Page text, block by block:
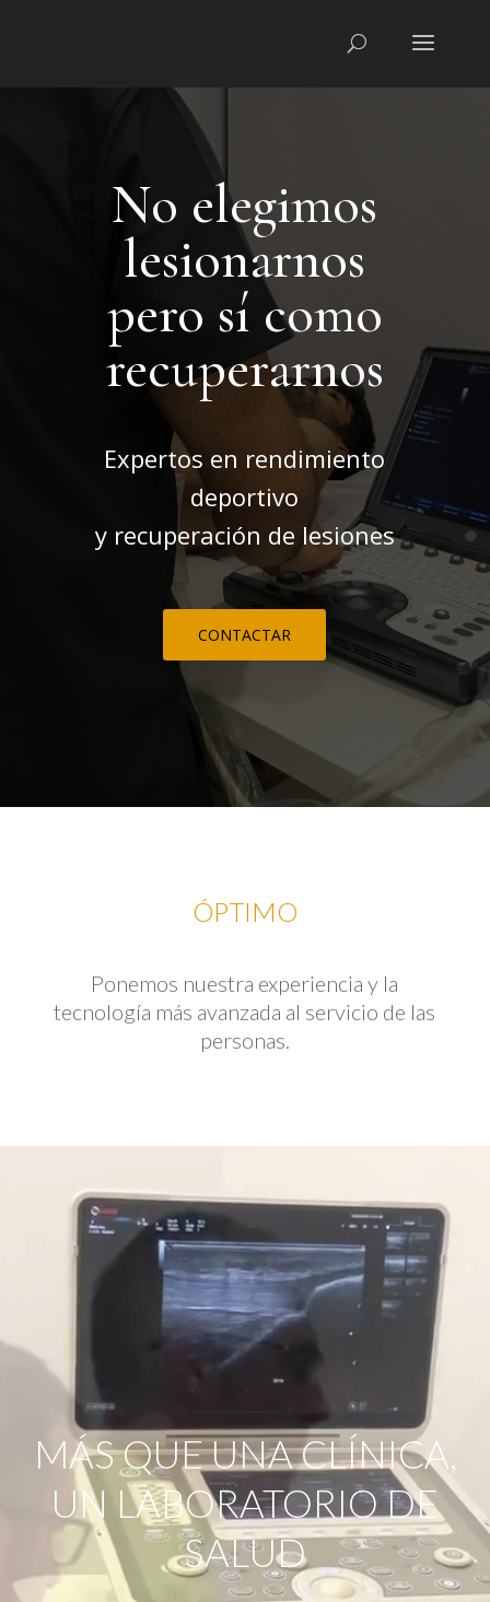
No elegimos
lesionarnos
pero sí como
recuperarnos
Expertos en rendimiento
deportivo
y recuperación de lesiones
CONTACTAR
ÓPTIMO
Ponemos nuestra experiencia y la
tecnología más avanzada al servicio de las
personas.
MÁS QUE UNA CLÍNICA,
UN LABORATORIO DE
SALUD